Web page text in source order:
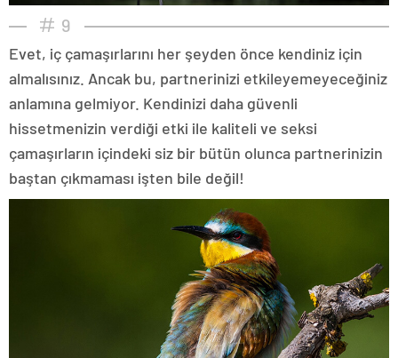
9
Evet, iç çamaşırlarını her şeyden önce kendiniz için
almalısınız. Ancak bu, partnerinizi etkileyemeyeceğiniz
anlamına gelmiyor. Kendinizi daha güvenli
hissetmenizin verdiği etki ile kaliteli ve seksi
çamaşırların içindeki siz bir bütün olunca partnerinizin
baştan çıkmaması işten bile değil!